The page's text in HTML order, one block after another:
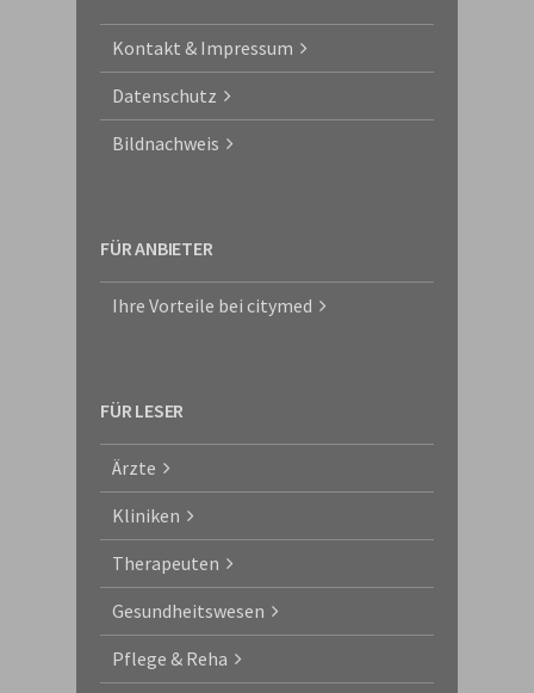
Kontakt & Impressum
Datenschutz
Bildnachweis
FÜR ANBIETER
Ihre Vorteile bei citymed
FÜR LESER
Ärzte
Kliniken
Therapeuten
Gesundheitswesen
Pflege & Reha